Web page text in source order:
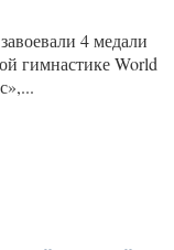
4 медали
гимнастике World